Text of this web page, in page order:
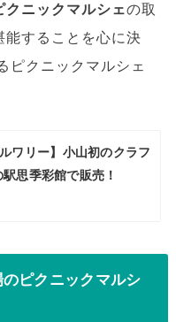
クニックマルシェの取
することを心に決
ピクニックマルシェ
ルワリー】小山初のクラフ
思季彩館で販売！
ピクニックマルシ